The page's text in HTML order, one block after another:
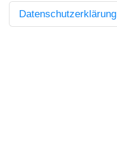
Datenschutzerklärung